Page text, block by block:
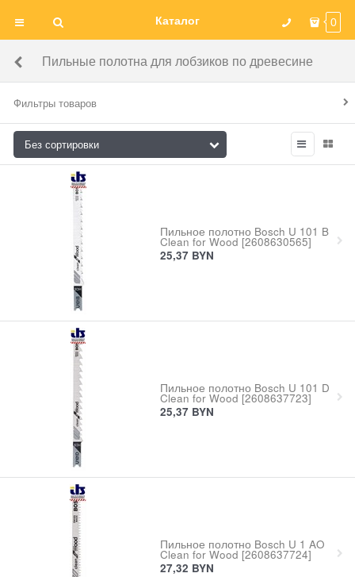
Каталог 0
Пильные полотна для лобзиков по древесине
Фильтры товаров
Пильное полотно Bosch U 101 B
Clean for Wood [2608630565]
25,37 BYN
Пильное полотно Bosch U 101 D
Clean for Wood [2608637723]
25,37 BYN
Пильное полотно Bosch U 1 AO
Clean for Wood [2608637724]
27,32 BYN